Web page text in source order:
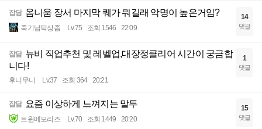
잡담 옴니움 장서 마지막 퀘가 뭐길래 악명이 높은거임?
죽기님떡상좀 Lv.75 조회 1546 22:09
14
댓글
잡담 뉴비 직업추천 및 레벨업,대장정클리어 시간이 궁금합
니다!
후니무니 Lv.37 조회 364 20:21
1
댓글
잡담 요즘 이상하게 느껴지는 말투
트윈메모리즈 Lv.70 조회 1449 20:20
15
댓글